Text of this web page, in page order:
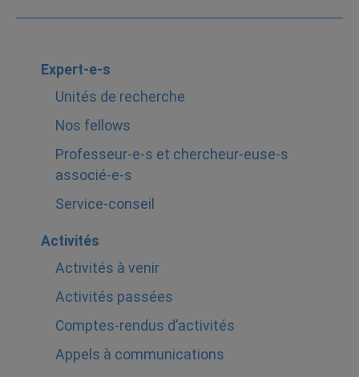
Expert-e-s
Unités de recherche
Nos fellows
Professeur-e-s et chercheur-euse-s
associé-e-s
Service-conseil
Activités
Activités à venir
Activités passées
Comptes-rendus d’activités
Appels à communications